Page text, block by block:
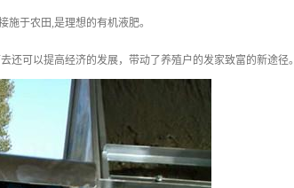
于农田,是理想的有机液肥。
还可以提高经济的发展，带动了养殖户的发家致富的新途径。